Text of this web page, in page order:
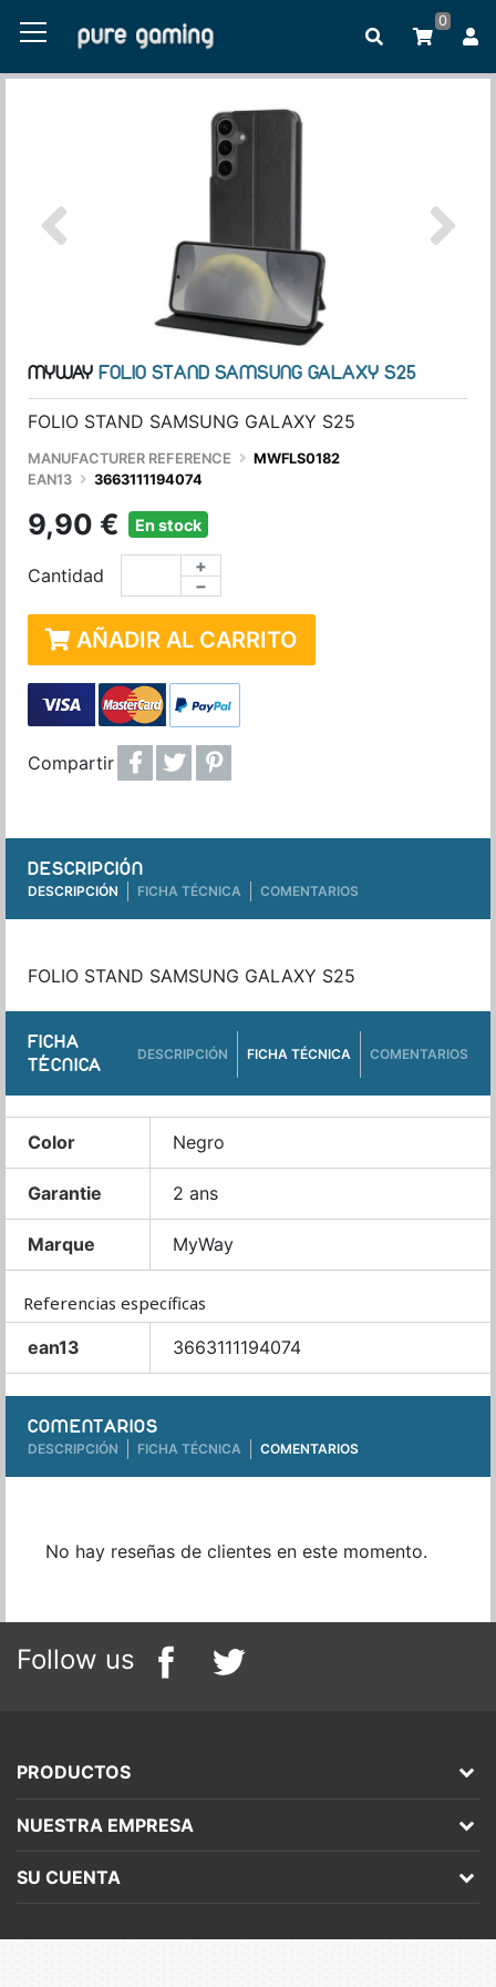
0
MYWAY FOLIO STAND SAMSUNG GALAXY S25
FOLIO STAND SAMSUNG GALAXY S25
MANUFACTURER REFERENCE
MWFLS0182
EAN13
3663111194074
9,90 € En stock
Cantidad −
+
AÑADIR AL CARRITO
Compartir
DESCRIPCIÓN
DESCRIPCIÓN FICHA TÉCNICA COMENTARIOS
FOLIO STAND SAMSUNG GALAXY S25
FICHA
TÉCNICA
DESCRIPCIÓN FICHA TÉCNICA COMENTARIOS
Color Negro
Garantie 2 ans
Marque MyWay
Referencias específicas
ean13
3663111194074
COMENTARIOS
DESCRIPCIÓN FICHA TÉCNICA COMENTARIOS
No hay reseñas de clientes en este momento.
Follow us
PRODUCTOS
NUESTRA EMPRESA
SU CUENTA